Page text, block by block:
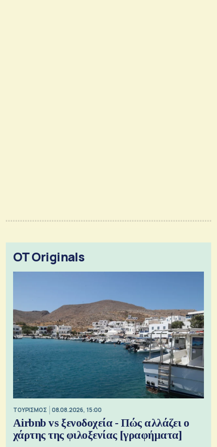
OT Originals
ΤΟΥΡΙΣΜΟΣ 08.08.2026, 15:00
Airbnb vs ξενοδοχεία - Πώς αλλάζει ο
χάρτης της φιλοξενίας [γραφήματα]